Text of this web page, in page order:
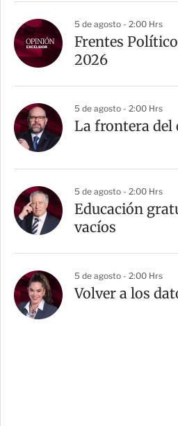
5 de agosto - 2:00 Hrs
Frentes
2026
5 de agosto - 2:00 Hrs
La frontera del
5 de agosto - 2:00 Hrs
Educación
vacíos
5 de agosto - 2:00 Hrs
Volver a los